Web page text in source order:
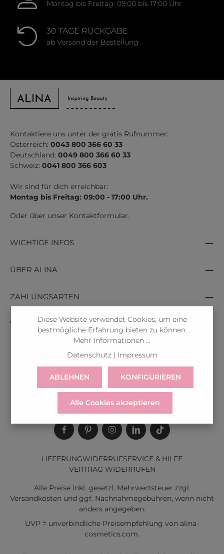
Montag bis Freitag: 09:00 bis 17:00 Uhr
30 TAGE RÜCKGABE
ab Versand der Bestellung
Kontaktiere uns unter der gratis Rufnummer:
Österreich: 0043 800 366 60 33
Deutschland: 0049 800 366 60 33
Schweiz: 0041 800 366 603
Wir sind für dich erreichbar:
Montag bis Freitag: 09:00 - 17:00 Uhr.
Oder über unser Kontaktformular.
WICHTIGE INFOS
ÜBER ALINA
ZAHLUNGSARTEN
VERSANDARTEN
LIEFERUNGWIDERRUFSERVICE & HILFE
VERTRAG WIDERRUFEN
Alle Preise inkl. gesetzl. Mehrwertsteuer zzgl.
Versandkosten und ggf. Nachnahmegebühren, wenn nicht
anders angegeben.
UVP = unverbindliche Preisempfehlung von alina-
cosmetics.com.
Diese Website verwendet Cookies, um eine
bestmögliche Erfahrung bieten zu können.
Mehr Informationen ...
Datenschutz| Impressum
ABLEHNEN KONFIGURIEREN
Alle Cookies akzeptieren